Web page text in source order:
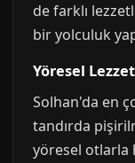
de farklı
bir yolculuk
Yöresel
Solhan'da en
tandırda
yöresel otlarla